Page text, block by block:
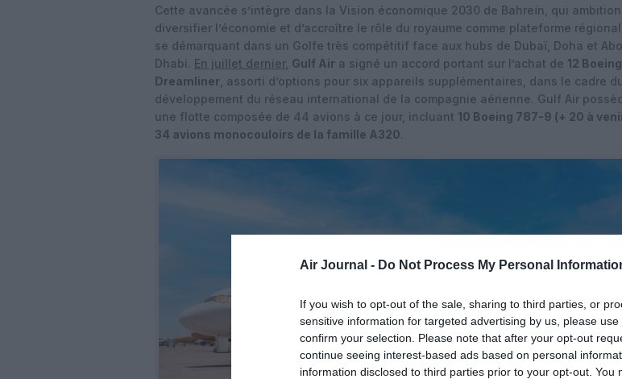
Air Journal - Do Not Process My Personal
If you wish to opt-out of the sale, sharing to third parties, or
sensitive information for targeted advertising by us, please
confirm your selection. Please note that after your opt-out
continue seeing interest-based ads based on personal
information disclosed to third parties prior to your opt-out. You
Cette avancée s’intègre dans la Vision économique 2030 de Bahreïn, qui
diversifier l’économie et d’accroître le rôle du royaume comme plateforme
se démarquant dans un Golfe très compétitif face aux hubs de Dubaï, Doha et
Dhabi. En juillet dernier, Gulf Air a signé un accord portant sur l’achat de 12
Dreamliner , assorti d’options pour six appareils supplémentaires, dans le cadre du
développement du réseau international de la compagnie aérienne. Gulf Air
une flotte composée de 44 avions à ce jour, incluant 10 Boeing 787-9 (+ 20 à
34 avions monocouloirs de la famille A320.